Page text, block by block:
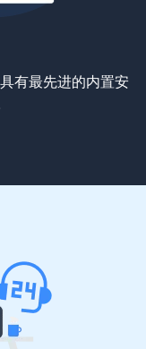
有最先进的内置安